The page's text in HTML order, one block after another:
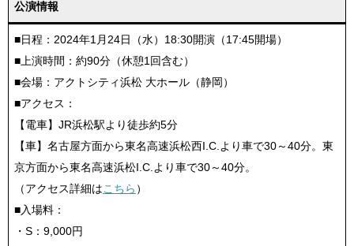
公演情報
■日程：2024年1月24日（水）18:30開演（17:45開場）
■上演時間：約90分（休憩1回含む）
■会場：アクトシティ浜松 大ホール（静岡）
■アクセス：
【電車】JR浜松駅より徒歩約5分
【車】名古屋方面から東名高速浜松西I.C.より車で30～40分。東
京方面から東名高速浜松I.C.より車で30～40分。
（アクセス詳細はこちら ）
■入場料：
・S：9,000円